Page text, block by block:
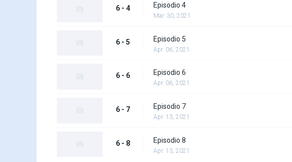
6 - 4 Episodio 4
Mar. 30, 2021
6 - 5 Episodio 5
Apr. 06, 2021
6 - 6 Episodio 6
Apr. 06, 2021
6 - 7 Episodio 7
Apr. 13, 2021
6 - 8 Episodio 8
Apr. 13, 2021